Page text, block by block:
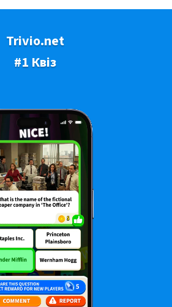
Trivio.net
#1 Квіз